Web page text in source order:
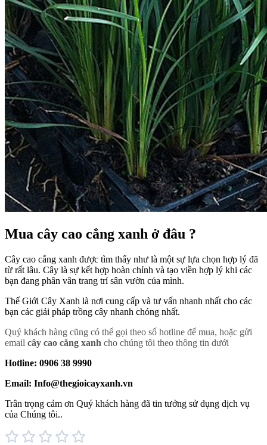
Mua cây cao cẳng xanh ở đâu ?
Cây cao cẳng xanh được tìm thấy như là một sự lựa chọn hợp lý đã
từ rất lâu. Cây là sự kết hợp hoàn chỉnh và tạo viền hợp lý khi các
bạn đang phân vân trang trí sân vườn của mình.
Thế Giới Cây Xanh là nơi cung cấp và tư vấn nhanh nhất cho các
bạn các giải pháp trồng cây nhanh chóng nhất.
Quý khách hàng cũng có thể gọi theo số hotline để mua, hoặc gửi
email cây cao cẳng xanh cho chúng tôi theo thông tin dưới
Hotline: 0906 38 9990
Email: Info@thegioicayxanh.vn
Trân trọng cảm ơn Quý khách hàng đã tin tưởng sử dụng dịch vụ
của Chúng tôi..